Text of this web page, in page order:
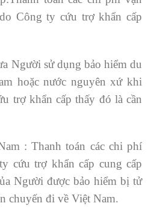
Công ty cứu trợ khẩn cấp
Người sử dụng bảo hiểm du
hoặc nước nguyên xứ khi
trợ khẩn cấp thấy đó là cần
: Thanh toán các chi phí
cứu trợ khẩn cấp cung cấp
Người được bảo hiểm bị tử
chuyến đi về Việt Nam.